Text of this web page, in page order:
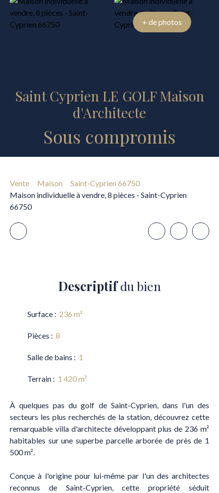
+ de photos
Saint Cyprien LE GOLF Maison
d'Architecte
Sous compromis
Vente Maison
Saint-Cyprien 66750
Maison individuelle à vendre, 8 pièces - Saint-Cyprien
66750
Descriptifdu bien
Surface : 236 m²
Pièces : 8
Salle de bains : 1
Terrain : 1 420m²
À quelques pas du golf de Saint-Cyprien, dans l'un des
secteurs les plus recherchés de la station, découvrez cette
remarquable villa d'architecte développant plus de 236 m²
habitables sur une superbe parcelle arborée de près de 1
500 m².
Conçue à l'origine pour lui-même par l'un des architectes
reconnus de Saint-Cyprien, cette propriété séduit